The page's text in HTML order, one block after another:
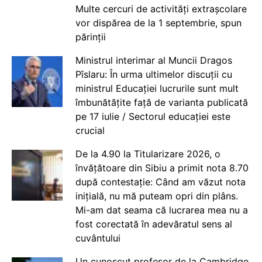
Multe cercuri de activități extrașcolare
vor dispărea de la 1 septembrie, spun
părinții
Ministrul interimar al Muncii Dragos
Pîslaru: În urma ultimelor discuții cu
ministrul Educației lucrurile sunt mult
îmbunătățite față de varianta publicată
pe 17 iulie / Sectorul educației este
crucial
De la 4.90 la Titularizare 2026, o
învățătoare din Sibiu a primit nota 8.70
după contestație: Când am văzut nota
inițială, nu mă puteam opri din plâns.
Mi-am dat seama că lucrarea mea nu a
fost corectată în adevăratul sens al
cuvântului